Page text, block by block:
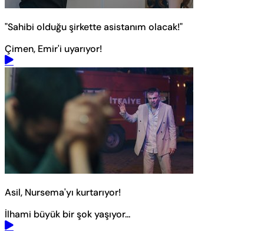
"Sahibi olduğu şirkette asistanım olacak!"
Çimen, Emir'i uyarıyor!
Asil, Nursema'yı kurtarıyor!
İlhami büyük bir şok yaşıyor...